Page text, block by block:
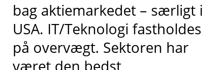
bag aktiemarkedet – særligt i
USA. IT/Teknologi fastholdes
på overvægt. Sektoren har
været den bedst